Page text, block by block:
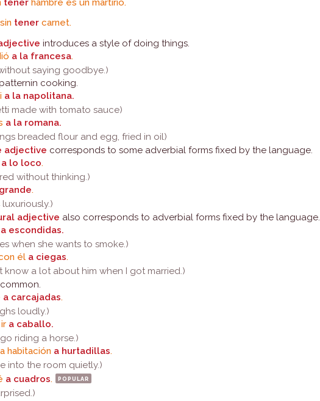
tener hambre es un martirio.
tener carnet.
introduces a style of doing things.
a la francesa.
saying goodbye.)
cooking.
a la napolitana.
made with tomato sauce)
a la romana.
breaded flour and egg, fried in oil)
adjective corresponds to some adverbial forms fixed by the language.
a lo loco.
without thinking.)
.
luxuriously.)
adjective also corresponds to adverbial forms fixed by the language.
a escondidas.
when she wants to smoke.)
él a ciegas.
know a lot about him when I got married.)
a carcajadas.
loudly.)
a caballo.
riding a horse.)
habitación a hurtadillas.
into the room quietly.)
a cuadros. popular